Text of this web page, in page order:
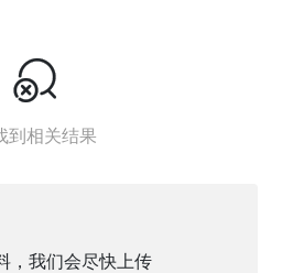

到相关结果
，我们会尽快上传